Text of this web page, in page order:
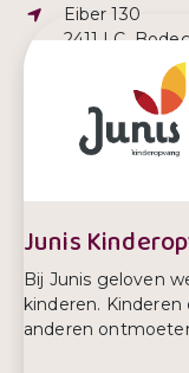
Adres:
Eiber 130
2411 LC,
E-mailadres:
0172 - 61 45 00
Junis
Bij Junis geloven
kinderen.
anderen